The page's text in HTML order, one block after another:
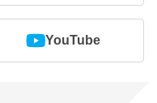
YouTube